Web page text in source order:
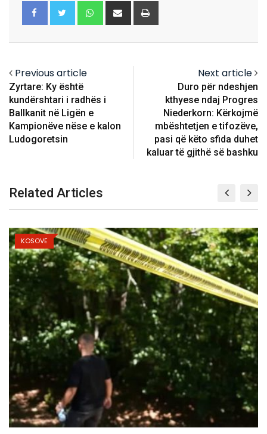
Whatsapp
Share
via
Previous article
Zyrtare: Ky është
kundërshtari i radhës i
Ballkanit në Ligën e
Kampionëve nëse e kalon
Ludogoretsin
Next article
Duro për ndeshjen
kthyese ndaj Progres
Niederkorn: Kërkojmë
mbështetjen e tifozëve,
pasi që këto sfida duhet
kaluar të gjithë së bashku
Related Articles
KOSOVË